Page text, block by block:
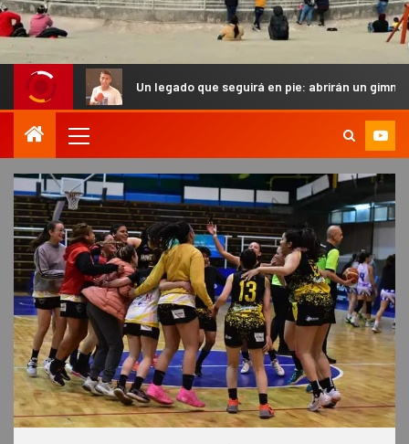
Un legado que seguirá en pie: abrirán un gimnasio en homenaje